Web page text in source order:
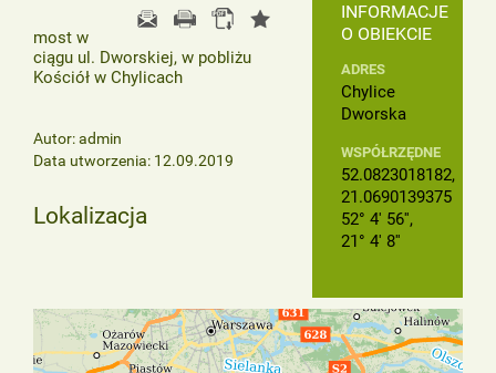
INFORMACJE
O OBIEKCIE
ADRES
Chylice
Dworska
WSPÓŁRZĘDNE
52.0823018182,
21.0690139375
52° 4' 56'',
21° 4' 8''
most w
ciągu ul. Dworskiej, w pobliżu
Kościół w Chylicach
Autor: admin
Data utworzenia: 12.09.2019
Lokalizacja